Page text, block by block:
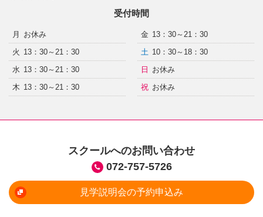
受付時間
月
お休み
火 13：30～21：30
水 13：30～21：30
木 13：30～21：30
金 13：30～21：30
土 10：30～18：30
日
お休み
祝 お休み
スクールへのお問い合わせ
072-757-5726
見学説明会の予約申込み